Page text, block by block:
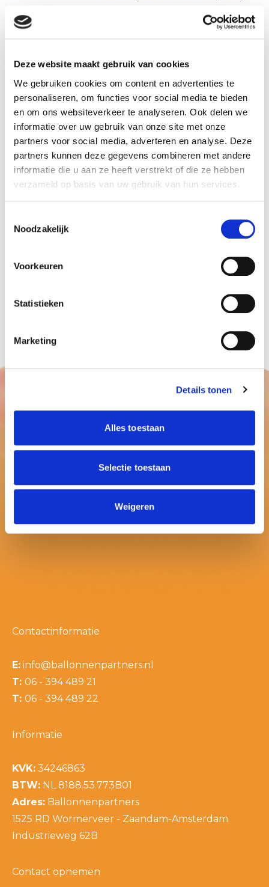
Deze website maakt gebruik van cookies
We gebruiken cookies om content en advertenties te
personaliseren, om functies voor social media te bieden
en om ons websiteverkeer te analyseren. Ook delen we
informatie over uw gebruik van onze site met onze
partners voor social media, adverteren en analyse. Deze
partners kunnen deze gegevens combineren met andere
informatie die u aan ze heeft verstrekt of die ze hebben
verzameld op basis van uw gebruik van hun services.
Noodzakelijk
Voorkeuren
Statistieken
Marketing
Details tonen
Alles toestaan
Selectie toestaan
Weigeren
Namens Ballonnenpartners gefeliciteerd met uw
opening, onthulling, huwelijksfeest,
Kijk voor uitleg of een vrijblijvende aanvraag
Contactinformatie
E: info@ballonnenpartners.nl
T: 06 - 394 489 21
T: 06 - 394 489 22
Informatie
KVK: 34246863
BTW: NL 8188.53.773B01
Adres: Ballonnenpartners
1525 RD Wormerveer - Zaandam-Amsterdam
Industrieweg 62B
Contact opnemen